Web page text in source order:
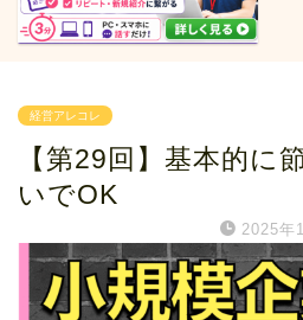
経営アレコレ
【第29回】基本的に
いでOK
2025年